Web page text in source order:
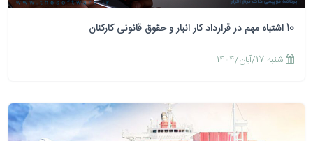
10 اشتباه مهم در قرارداد کار انبار و حقوق قانونی کارکنان
شنبه 17/آبان/1404